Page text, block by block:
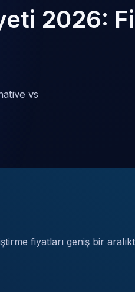
2026:
vs
fiyatları geniş bir